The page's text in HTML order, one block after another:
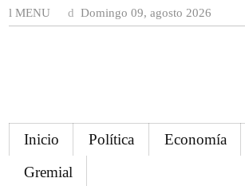
MENU Domingo 09, agosto 2026
Inicio Política Economía
Gremial